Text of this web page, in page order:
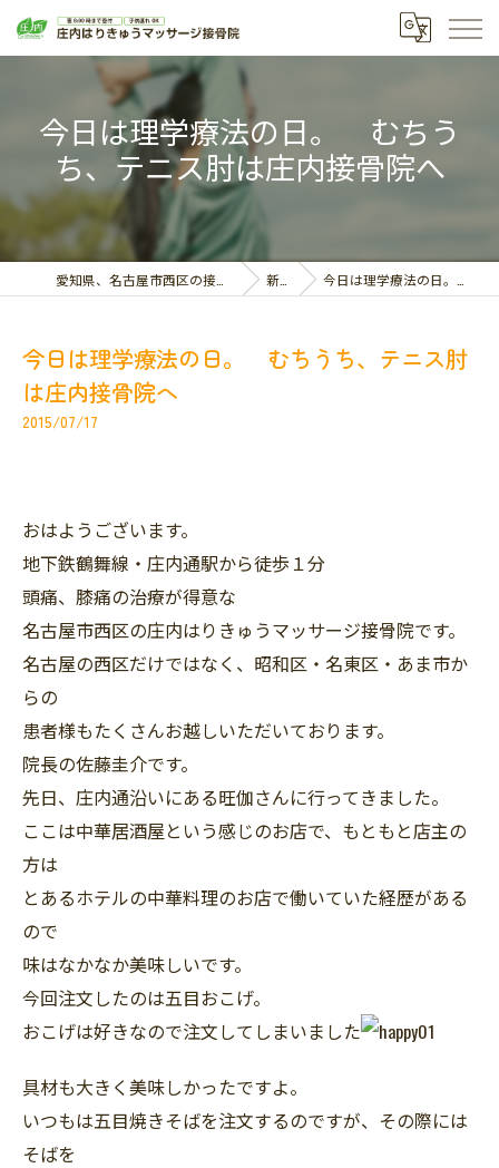
今日は理学療法の日。 むちう
ち、テニス肘は庄内接骨院へ
新着情報 今日は理学療法の日。 むちうち、テニス肘は庄内接骨院へ
今日は理学療法の日。 むちうち、テニス肘
は庄内接骨院へ
2015/07/17
おはようございます。
地下鉄鶴舞線・庄内通駅から徒歩１分
頭痛、膝痛の治療が得意な
名古屋市西区の庄内はりきゅうマッサージ接骨院です。
名古屋の西区だけではなく、昭和区・名東区・あま市か
らの
患者様もたくさんお越しいただいております。
院長の佐藤圭介です。
先日、庄内通沿いにある旺伽さんに行ってきました。
ここは中華居酒屋という感じのお店で、もともと店主の
方は
とあるホテルの中華料理のお店で働いていた経歴がある
ので
味はなかなか美味しいです。
今回注文したのは五目おこげ。
おこげは好きなので注文してしまいました
具材も大きく美味しかったですよ。
いつもは五目焼きそばを注文するのですが、その際には
そばを